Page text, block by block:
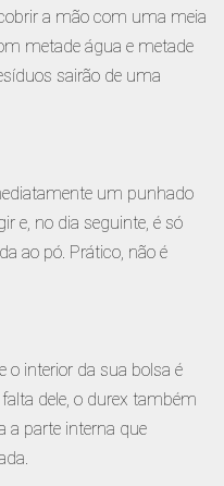
a mão com uma meia
metade água e metade
sairão de uma
um punhado
e, no dia seguinte, é só
ao pó. Prático, não é
o interior da sua bolsa é
dele, o durex também
a parte interna que